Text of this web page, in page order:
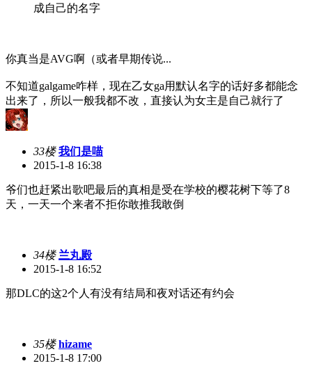
成自己的名字
你真当是AVG啊 （或者早期传说...
不知道galgame咋样，现在乙女ga用默认名字的话好多都能念
出来了，所以一般我都不改，直接认为女主是自己就行了
33楼 我们是喵
2015-1-8 16:38
爷们也赶紧出歌吧最后的真相是受在学校的樱花树下等了8
天，一天一个来者不拒你敢推我敢倒
34楼 兰丸殿
2015-1-8 16:52
那DLC的这2个人有没有结局和夜对话还有约会
35楼 hizame
2015-1-8 17:00